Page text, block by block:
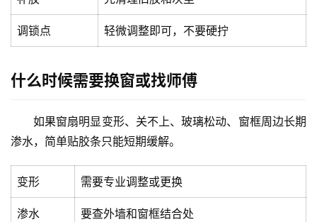
入
户
门
卫
生
间
调锁点 轻微调整即可，不要硬拧
什么时候需要换窗或找师傅
如果窗扇明显变形、关不上、玻璃松动、窗框周边长期
渗水，简单贴胶条只能短期缓解。
变形 需要专业调整或更换
渗水 要查外墙和窗框结合处